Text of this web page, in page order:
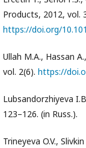
Products, 2012, vol.
https://doi.org/
Ullah M.A., Hassan
vol. 2(6). https://
Lubsandorzhiyeva
123–126. (in Russ.).
Trineyeva O.V.,